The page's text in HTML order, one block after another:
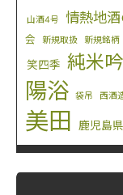
山酒4号 情熱地
会
新規取扱 新規銘柄
笑四季 純米
陽浴
袋吊 西酒
美田
鹿児島県